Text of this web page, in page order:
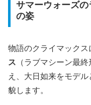
サマーウォーズ
の姿
物語のクライマックス
ス （ラブマシーン最
え、大日如来をモデ
貌します。